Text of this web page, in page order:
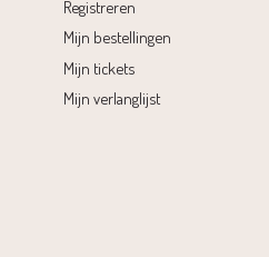
Registreren
Mijn bestellingen
Mijn tickets
Mijn verlanglijst